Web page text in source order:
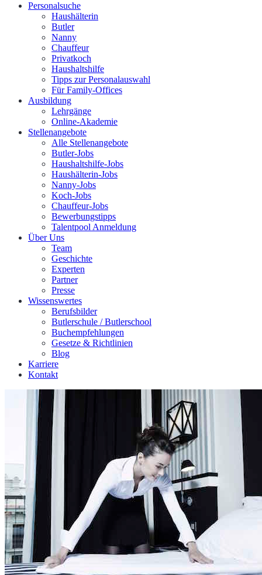
Personalsuche
Haushälterin
Butler
Nanny
Chauffeur
Privatkoch
Haushaltshilfe
Tipps zur Personalauswahl
Für Family-Offices
Ausbildung
Lehrgänge
Online-Akademie
Stellenangebote
Alle Stellenangebote
Butler-Jobs
Haushaltshilfe-Jobs
Haushälterin-Jobs
Nanny-Jobs
Koch-Jobs
Chauffeur-Jobs
Bewerbungstipps
Talentpool Anmeldung
Über Uns
Team
Geschichte
Experten
Partner
Presse
Wissenswertes
Berufsbilder
Butlerschule / Butlerschool
Buchempfehlungen
Gesetze & Richtlinien
Blog
Karriere
Kontakt